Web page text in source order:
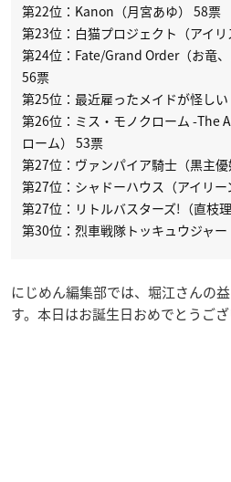
第22位：Kanon（月宮あゆ） 58票
第23位：白猫プロジェクト（アイ
第24位：Fate/Grand Order（お竜、
56票
第25位：最近雇ったメイドが怪し
第26位：ミス・モノクローム -The
ローム） 53票
第27位：ヴァンパイア騎士（黒主
第27位：シャドーハウス（アイリ
第27位：リトルバスターズ!（直枝
第30位：烈車戦隊トッキュウジャ
にじめん編集部では、堀江さんの
す。本日はお誕生日おめでとうござ